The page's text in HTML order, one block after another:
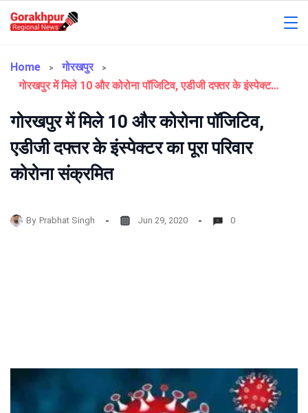
Regional
Home
गोरखपुर
गोरखपुर में मिले 10 और कोरोना पॉजिटिव, एडीजी दफ्तर के इंस्पेक्टर का पूरा परिवार कोरोना संक्रमित
गोरखपुर में मिले 10 और कोरोना पॉजिटिव,
एडीजी दफ्तर के इंस्पेक्टर का पूरा परिवार
कोरोना संक्रमित
By Prabhat Singh Jun 29, 2020 0